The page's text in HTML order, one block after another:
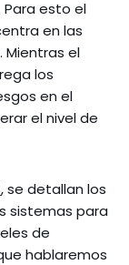
esto el
en las
el
los
en el
el nivel de
, se detallan los
sistemas para
de
hablaremos